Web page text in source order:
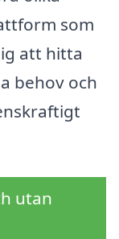
som
att hitta
behov och
utan